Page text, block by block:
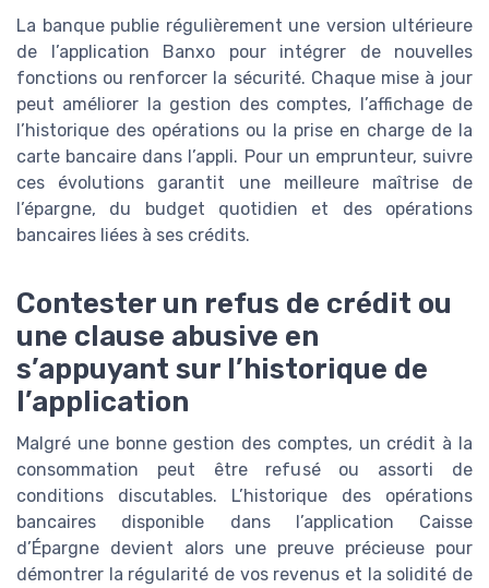
La banque publie régulièrement une version ultérieure
de l’application Banxo pour intégrer de nouvelles
fonctions ou renforcer la sécurité. Chaque mise à jour
peut améliorer la gestion des comptes, l’affichage de
l’historique des opérations ou la prise en charge de la
carte bancaire dans l’appli. Pour un emprunteur, suivre
ces évolutions garantit une meilleure maîtrise de
l’épargne, du budget quotidien et des opérations
bancaires liées à ses crédits.
Contester un refus de crédit ou
une clause abusive en
s’appuyant sur l’historique de
l’application
Malgré une bonne gestion des comptes, un crédit à la
consommation peut être refusé ou assorti de
conditions discutables. L’historique des opérations
bancaires disponible dans l’application Caisse
d’Épargne devient alors une preuve précieuse pour
démontrer la régularité de vos revenus et la solidité de